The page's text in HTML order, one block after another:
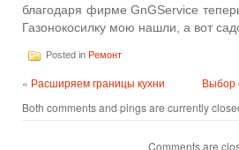
благодаря фирме GnGService
Газонокосилку мою нашли, а вот
Posted in Ремонт
« Расширяем границы кухни Выбор
Both comments and pings are currently
Comments are